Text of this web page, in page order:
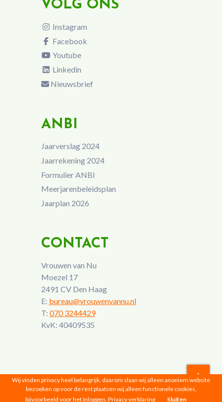
VOLG ONS
Instagram
Facebook
Youtube
Linkedin
Nieuwsbrief
ANBI
Jaarverslag 2024
Jaarrekening 2024
Formulier ANBI
Meerjarenbeleidsplan
Jaarplan 2026
CONTACT
Vrouwen van Nu
Moezel 17
2491 CV Den Haag
E: bureau@vrouwenvannu.nl
T: 070 3244429
KvK: 40409535
Vrouwen van Nu © 2026 |Privacyverklaring
Wij vinden privacy heel belangrijk, daarom slaan wij alleen anoniem website
bezoeken op voor de rest plaatsen wij alleen functionele cookies,
bijvoorbeeld voor het inloggen. Privacy verklaring Sluiten